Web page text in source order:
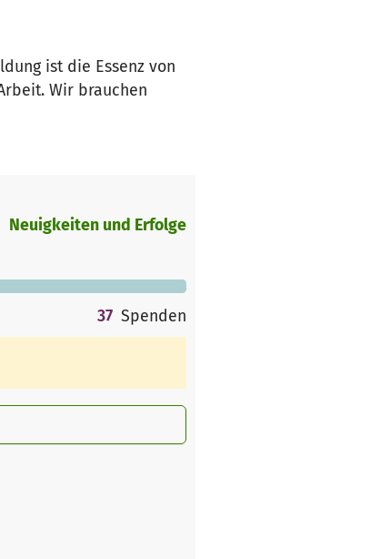
ist die Essenz von
Wir brauchen
Neuigkeiten und Erfolge
37 Spenden